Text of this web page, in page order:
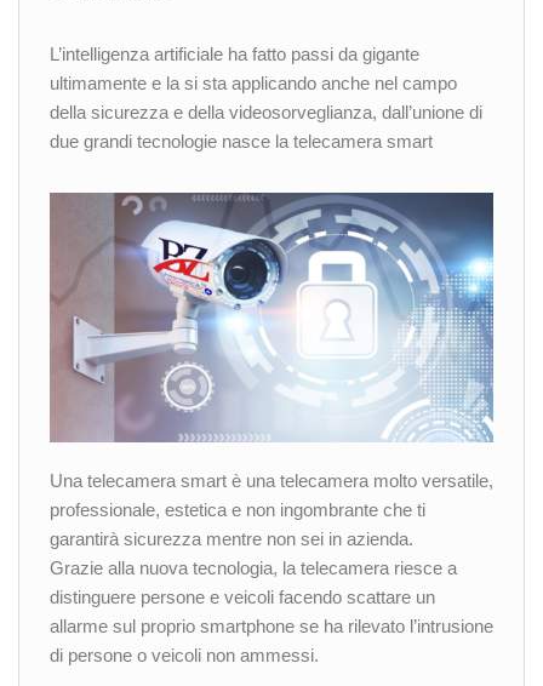
L’intelligenza artificiale ha fatto passi da gigante
ultimamente e la si sta applicando anche nel campo
della sicurezza e della videosorveglianza, dall’unione di
due grandi tecnologie nasce la telecamera smart
Una telecamera smart è una telecamera molto versatile,
professionale, estetica e non ingombrante che ti
garantirà sicurezza mentre non sei in azienda.
Grazie alla nuova tecnologia, la telecamera riesce a
distinguere persone e veicoli facendo scattare un
allarme sul proprio smartphone se ha rilevato l’intrusione
di persone o veicoli non ammessi.